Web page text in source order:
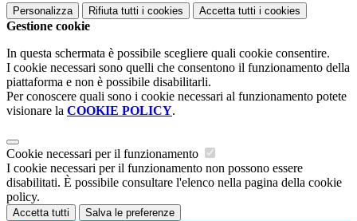
Personalizza Rifiuta tutti i cookies Accetta tutti i cookies
Gestione cookie
In questa schermata è possibile scegliere quali cookie consentire.
I cookie necessari sono quelli che consentono il funzionamento della
piattaforma e non è possibile disabilitarli.
Per conoscere quali sono i cookie necessari al funzionamento potete
visionare la COOKIE POLICY.
Cookie necessari per il funzionamento
I cookie necessari per il funzionamento non possono essere
disabilitati. È possibile consultare l'elenco nella pagina della cookie
policy.
Accetta tutti Salva le preferenze